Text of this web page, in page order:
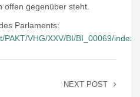
offen gegenüber steht.
Parlaments:
PAKT/VHG/XXV/BI/BI_00069/
NEXT POST